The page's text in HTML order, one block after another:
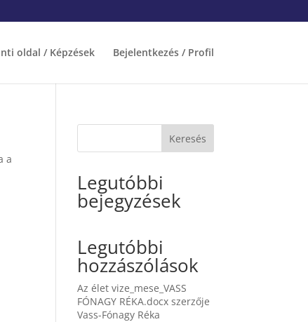
oldal / Képzések Bejelentkezés / Profil
a
Keresés
Legutóbbi
bejegyzések
Legutóbbi
hozzászólások
Az élet vize_mese_VASS
FÓNAGY RÉKA.docx szerzője
Vass-Fónagy Réka